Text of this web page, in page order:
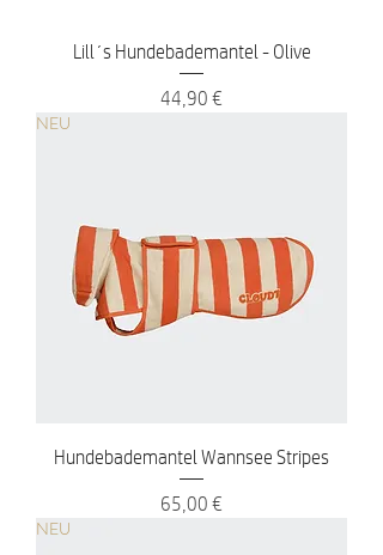
Lill´s Hundebademantel - Olive
Preis
44,90 €
NEU
Hundebademantel Wannsee Stripes
Preis
65,00 €
NEU